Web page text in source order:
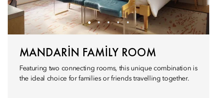
MANDARIN FAMILY ROOM
Featuring two connecting rooms, this unique combination is
the ideal choice for families or friends travelling together.